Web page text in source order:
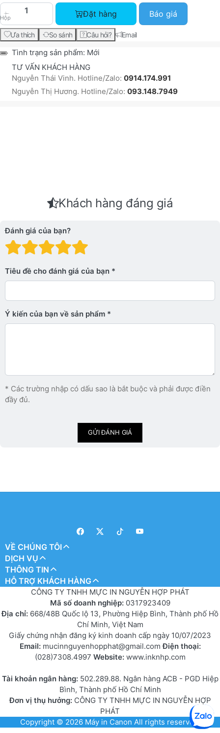
Hộp
HP 70 130-ml Gloss Enhancer DesignJet Ink
Đặt hàng Báo giá
Ưa thích So sánh Câu hỏi? Email
Tình trạng sản phẩm: Mới
TƯ VẤN KHÁCH HÀNG
Nguyễn Thái Vinh. Hotline/Zalo: 0914.174.991
Nguyễn Thị Hương. Hotline/Zalo: 093.148.7949
Khách hàng đáng giá
Đánh giá của bạn?
Đánh giá: 4 trên 5
Đánh giá: 3 trên 5 sao.
Đánh giá: 2 trên 5 sao.
Đánh giá: 1 trên 5 sao. Xấu
Tiêu đề cho đánh giá của bạn
Ý kiến ​​của bạn về sản phẩm
* Các trường nhập có dấu sao là bắt buộc và phải được điền
đầy đủ.
GỬI ĐÁNH GIÁ
VỀ CHÚNG TÔI
DỊCH VỤ
THÔNG TIN
HỖ TRỢ KHÁCH HÀNG
CÔNG TY TNHH MỰC IN NGUYỄN HỢP PHÁT
Mã số doanh nghiệp: 0317923409
Địa chỉ: 668/48B Quốc lộ 13, Phường Hiệp Bình, Thành phố Hồ
Chí Minh, Việt Nam
Giấy chứng nhận đăng ký kinh doanh cấp ngày 10/07/2023
Email: mucinnguyenhopphat@gmail.comĐiện thoại:
(028)7308.4997 Website: www.inknhp.com
Tài khoản ngân hàng: 502.289.88. Ngân hàng ACB - PGD Hiệp
Bình, Thành phố Hồ Chí Minh
Đơn vị thụ hưởng:CÔNG TY TNHH MỰC IN NGUYỄN HỢP
PHÁT
Copyright © 2026 Máy in Canon All rights reserved.